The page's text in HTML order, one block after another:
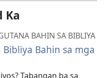
Ka
BAHIN SA BIBLIYA
Bahin sa mga
Tabangan ba sa